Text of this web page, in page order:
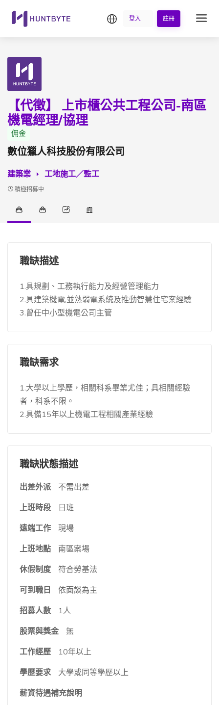
繁中登入 註冊
【代徵】 上市櫃公共工程公司-南區
機電經理/協理
佣金
數位獵人科技股份有限公司
建築業 工地施工／監工
積極招募中
職缺描述
1.具規劃、工務執行能力及經營管理能力
2.具建築機電,並熟弱電系統及推動智慧住宅案經驗
3.曾任中小型機電公司主管
職缺需求
1.大學以上學歷，相關科系畢業尤佳；具相關經驗
者，科系不限。
2.具備15年以上機電工程相關產業經驗
職缺狀態描述
出差外派
不需出差
上班時段
日班
遠端工作
現場
上班地點
南區案場
休假制度
符合勞基法
可到職日
依面談為主
招募人數
1人
股票與獎金
無
工作經歷
10年以上
學歷要求
大學或同等學歷以上
薪資待遇補充說明